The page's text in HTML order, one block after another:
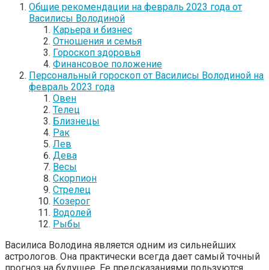
Общие рекомендации на февраль 2023 года от
Василисы Володиной
Карьера и бизнес
Отношения и семья
Гороскоп здоровья
Финансовое положение
Персональный гороскоп от Василисы Володиной на
февраль 2023 года
Овен
Телец
Близнецы
Рак
Лев
Дева
Весы
Скорпион
Стрелец
Козерог
Водолей
Рыбы
Василиса Володина является одним из сильнейших
астрологов. Она практически всегда дает самый точный